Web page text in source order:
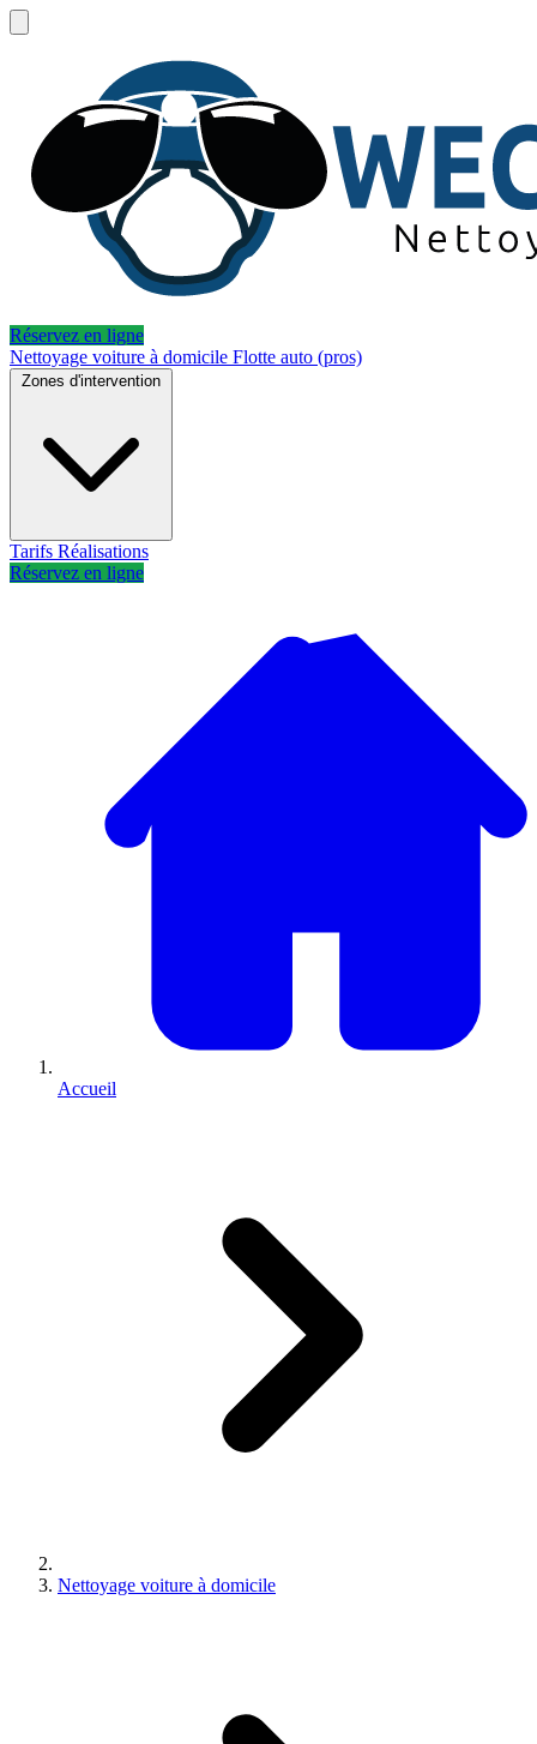
Réservez en ligne
Nettoyage voiture à domicile Flotte auto (pros)
Zones d'intervention
Tarifs Réalisations
Réservez en ligne
Accueil
Nettoyage voiture à domicile